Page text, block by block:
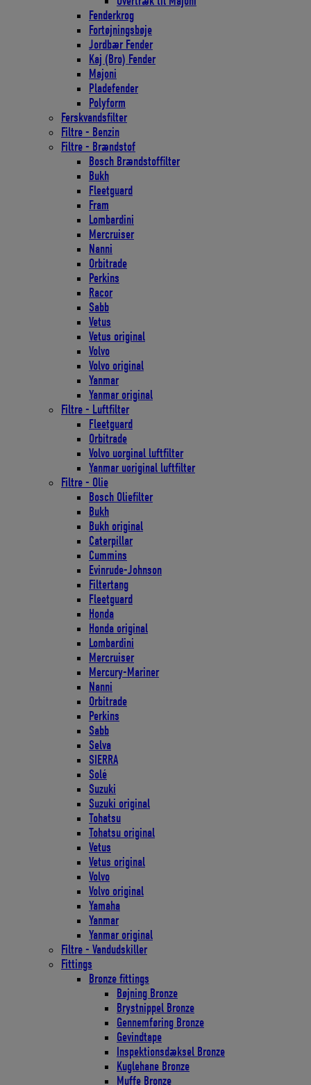
Fenderkrog
Fortøjningsbøje
Jordbær Fender
Kaj (Bro) Fender
Majoni
Pladefender
Polyform
Ferskvandsfilter
Filtre - Benzin
Filtre - Brændstof
Bosch Brændstoffilter
Bukh
Fleetguard
Fram
Lombardini
Mercruiser
Nanni
Orbitrade
Perkins
Racor
Sabb
Vetus
Vetus original
Volvo
Volvo original
Yanmar
Yanmar original
Filtre - Luftfilter
Fleetguard
Orbitrade
Volvo uorginal luftfilter
Yanmar uoriginal luftfilter
Filtre - Olie
Bosch Oliefilter
Bukh
Bukh original
Caterpillar
Cummins
Evinrude-Johnson
Filtertang
Fleetguard
Honda
Honda original
Lombardini
Mercruiser
Mercury-Mariner
Nanni
Orbitrade
Perkins
Sabb
Selva
SIERRA
Solé
Suzuki
Suzuki original
Tohatsu
Tohatsu original
Vetus
Vetus original
Volvo
Volvo original
Yamaha
Yanmar
Yanmar original
Filtre - Vandudskiller
Fittings
Bronze fittings
Bøjning Bronze
Brystnippel Bronze
Gennemføring Bronze
Gevindtape
Inspektionsdæksel Bronze
Kuglehane Bronze
Muffe Bronze